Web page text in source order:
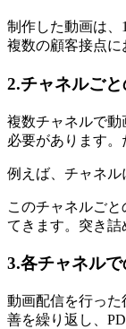
制作した動画は、
複数の顧客接点に
2.チャネルご
複数チャネルで
必要があります。
例えば、チャネル
このチャネルご
てきます。突き詰
3.各チャネル
動画配信を行っ
善を繰り返し、